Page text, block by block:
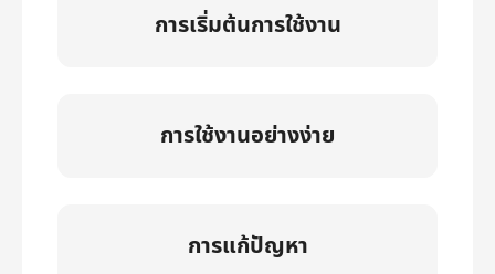
การเริ่มต้นการใช้งาน
การใช้งานอย่างง่าย
การแก้ปัญหา